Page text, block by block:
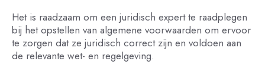
Het is raadzaam om een juridisch expert te raadplegen
bij het opstellen van algemene voorwaarden om ervoor
te zorgen dat ze juridisch correct zijn en voldoen aan
de relevante wet- en regelgeving.